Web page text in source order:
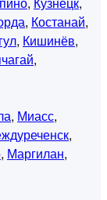
, Костанай,
, Кишинёв,
,
, Миасс,
,
, Маргилан,